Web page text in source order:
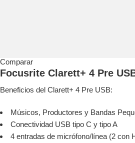
Comparar
Focusrite Clarett+ 4 Pre
Beneficios del Clarett+ 4 Pre USB:
Músicos, Productores y Bandas
Conectividad USB tipo C y tipo A
4 entradas de micrófono/línea (2 con